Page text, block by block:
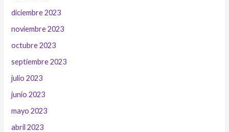
diciembre 2023
noviembre 2023
octubre 2023
septiembre 2023
julio 2023
junio 2023
mayo 2023
abril 2023